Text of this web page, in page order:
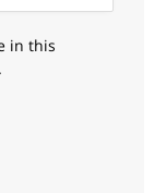
in this